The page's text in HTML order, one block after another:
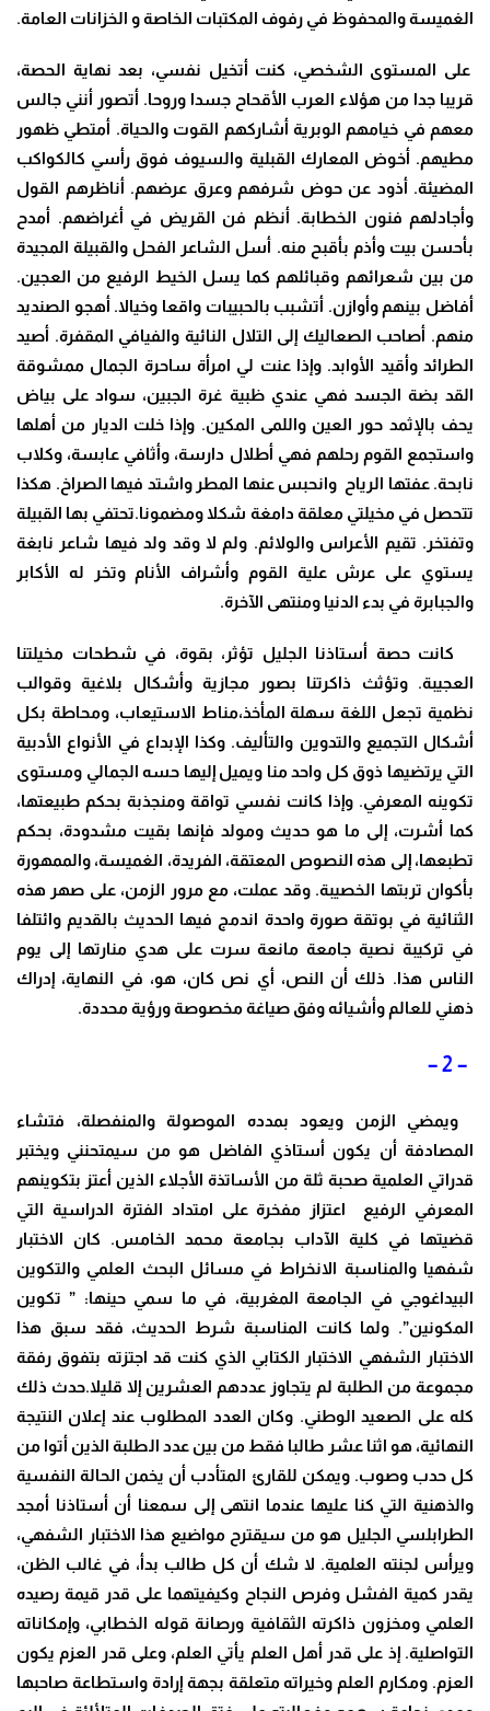
الغميسة والمحفوظ في رفوف المكتبات الخاصة و الخزانات العامة.
على المستوى الشخصي، كنت أتخيل نفسي، بعد نهاية الحصة،
قريبا جدا من هؤلاء العرب الأقحاح جسدا وروحا. أتصور أنني جالس
معهم في خيامهم الوبرية أشاركهم القوت والحياة. أمتطي ظهور
مطيهم. أخوض المعارك القبلية والسيوف فوق رأسي كالكواكب
المضيئة. أذود عن حوض شرفهم وعرق عرضهم. أناظرهم القول
وأجادلهم فنون الخطابة. أنظم فن القريض في أغراضهم. أمدح
بأحسن بيت وأذم بأقبح منه. أسل الشاعر الفحل والقبيلة المجيدة
من بين شعرائهم وقبائلهم كما يسل الخيط الرفيع من العجين.
أفاضل بينهم وأوازن. أتشبب بالحبيبات واقعا وخيالا. أهجو الصنديد
منهم. أصاحب الصعاليك إلى التلال النائية والفيافي المقفرة. أصيد
الطرائد وأقيد الأوابد. وإذا عنت لي امرأة ساحرة الجمال ممشوقة
القد بضة الجسد فهي عندي ظبية غرة الجبين، سواد على بياض
يحف بالإثمد حور العين واللمى المكين. وإذا خلت الديار من أهلها
واستجمع القوم رحلهم فهي أطلال دارسة، وأثافي عابسة، وكلاب
نابحة. عفتها الرياح وانحبس عنها المطر واشتد فيها الصراخ. هكذا
تتحصل في مخيلتي معلقة دامغة شكلا ومضمونا.تحتفي بها القبيلة
وتفتخر. تقيم الأعراس والولائم. ولم لا وقد ولد فيها شاعر نابغة
يستوي على عرش علية القوم وأشراف الأنام وتخر له الأكابر
والجبابرة في بدء الدنيا ومنتهى الآخرة.
كانت حصة أستاذنا الجليل تؤثر، بقوة، في شطحات مخيلتنا
العجيبة. وتؤثث ذاكرتنا بصور مجازية وأشكال بلاغية وقوالب
نظمية تجعل اللغة سهلة المأخذ،مناط الاستيعاب، ومحاطة بكل
أشكال التجميع والتدوين والتأليف. وكذا الإبداع في الأنواع الأدبية
التي يرتضيها ذوق كل واحد منا ويميل إليها حسه الجمالي ومستوى
تكوينه المعرفي. وإذا كانت نفسي تواقة ومنجذبة بحكم طبيعتها،
كما أشرت، إلى ما هو حديث ومولد فإنها بقيت مشدودة، بحكم
تطبعها، إلى هذه النصوص المعتقة، الفريدة، الغميسة، والممهورة
بأكوان تربتها الخصيبة. وقد عملت، مع مرور الزمن، على صهر هذه
الثنائية في بوتقة صورة واحدة اندمج فيها الحديث بالقديم وائتلفا
في تركيبة نصية جامعة مانعة سرت على هدي منارتها إلى يوم
الناس هذا. ذلك أن النص، أي نص كان، هو، في النهاية، إدراك
ذهني للعالم وأشيائه وفق صياغة مخصوصة ورؤية محددة.
– 2 –
ويمضي الزمن ويعود بمدده الموصولة والمنفصلة، فتشاء
المصادفة أن يكون أستاذي الفاضل هو من سيمتحنني ويختبر
قدراتي العلمية صحبة ثلة من الأساتذة الأجلاء الذين أعتز بتكوينهم
المعرفي الرفيع اعتزاز مفخرة على امتداد الفترة الدراسية التي
قضيتها في كلية الآداب بجامعة محمد الخامس. كان الاختبار
شفهيا والمناسبة الانخراط في مسائل البحث العلمي والتكوين
البيداغوجي في الجامعة المغربية، في ما سمي حينها: ” تكوين
المكونين”. ولما كانت المناسبة شرط الحديث، فقد سبق هذا
الاختبار الشفهي الاختبار الكتابي الذي كنت قد اجتزته بتفوق رفقة
مجموعة من الطلبة لم يتجاوز عددهم العشرين إلا قليلا.حدث ذلك
كله على الصعيد الوطني. وكان العدد المطلوب عند إعلان النتيجة
النهائية، هو اثنا عشر طالبا فقط من بين عدد الطلبة الذين أتوا من
كل حدب وصوب. ويمكن للقارئ المتأدب أن يخمن الحالة النفسية
والذهنية التي كنا عليها عندما انتهى إلى سمعنا أن أستاذنا أمجد
الطرابلسي الجليل هو من سيقترح مواضيع هذا الاختبار الشفهي،
ويرأس لجنته العلمية. لا شك أن كل طالب بدأ، في غالب الظن،
يقدر كمية الفشل وفرص النجاح وكيفيتهما على قدر قيمة رصيده
العلمي ومخزون ذاكرته الثقافية ورصانة قوله الخطابي، وإمكاناته
التواصلية. إذ على قدر أهل العلم يأتي العلم، وعلى قدر العزم يكون
العزم. ومكارم العلم وخيراته متعلقة بجهة إرادة واستطاعة صاحبها